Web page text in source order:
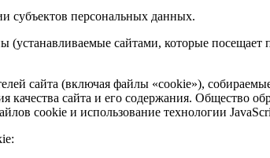
субъектов персональных данных.
(устанавливаемые сайтами, которые
сайта (включая файлы «cookie»),
сайта и его содержания. Общество
cookie и использование технологии